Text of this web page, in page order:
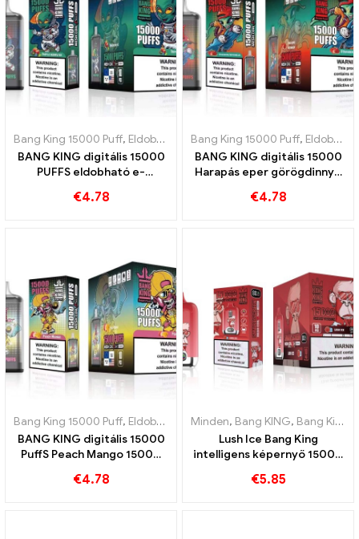
Bang King 15000 Puff, Eldobható e-cigaretta Svédország ,
BANG KING digitális 15000
PUFFS eldobható e-
Vonatok Triple Berry Ice
€4.78
Bang King 15000 Puff, Eldobható e-cigaretta Svédország
BANG KING digitális 15000
Harapás eper görögdinnye
ízért, eldobható e-cigaretta
€4.78
Bang King 15000 Puff, Eldobható e-cigaretta Svédország ,
BANG KING digitális 15000
PuffS Peach Mango 15000
a trópusi szórakozáshoz
€4.78
Minden, Bang KING, Bang King Smart Screen 15000 Pöfékel
Lush Ice Bang King
intelligens képernyő 15000
menta tökéletesen
€5.85